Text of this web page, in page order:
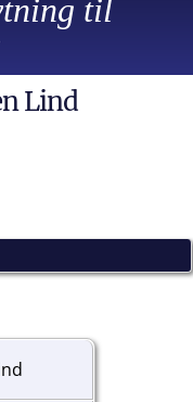
til
Lind